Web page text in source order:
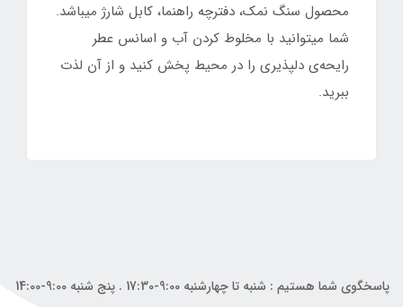
محصول سنگ نمک، دفترچه راهنما، کابل شارژ میباشد.
شما میتوانید با مخلوط کردن آب و اسانس عطر
رایحه‌ی دلپذیری را در محیط پخش کنید و از آن لذت
ببرید.
پاسخگوی شما هستیم : شنبه تا چهارشنبه 9:00-17:30 . پنج شنبه 9:00-14:00